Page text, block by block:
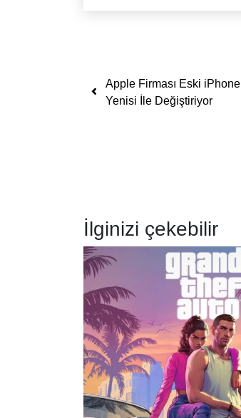
Yazı dolaşımı
Apple Firması Eski
Yenisi İle Değiştiriyor
İlginizi çekebilir